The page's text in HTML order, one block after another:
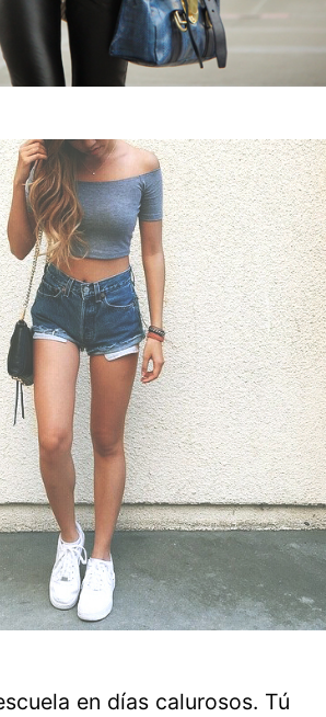
en días calurosos. Tú